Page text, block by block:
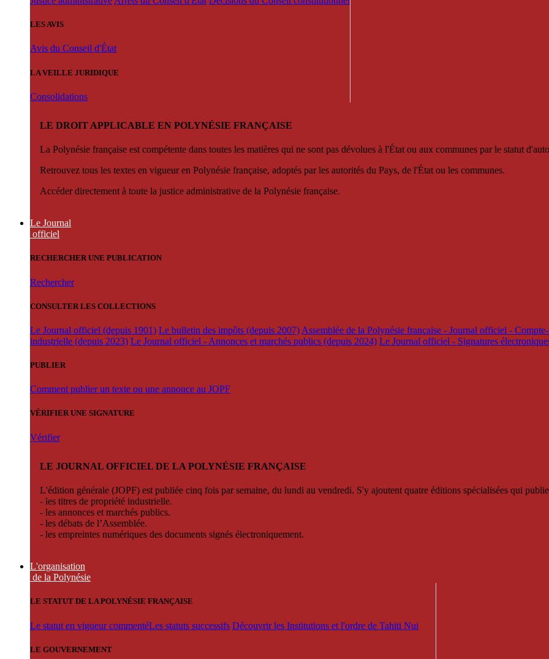
LES AVIS
Avis du Conseil d'État
LA VEILLE JURIDIQUE
Consolidations
LE DROIT APPLICABLE EN POLYNÉSIE FRANÇAISE
La Polynésie française est compétente dans toutes les matières qui ne sont pas dévolues à l'État ou aux communes par le statut
Retrouvez tous les textes en vigueur en Polynésie française, adoptés par les autorités du Pays, de l'État ou les communes.
Accéder directement à toute la justice administrative de la Polynésie française.
Le Journal
officiel
RECHERCHER UNE PUBLICATION
Rechercher
CONSULTER LES COLLECTIONS
Le Journal officiel (depuis 1901) Le bulletin des impôts (depuis 2007) Assemblée de la Polynésie française - Journal officiel -
industrielle (depuis 2023) Le Journal officiel - Annonces et marchés publics (depuis 2024) Le Journal officiel - Signatures
PUBLIER
Comment publier un texte ou une annonce au JOPF
VÉRIFIER UNE SIGNATURE
Vérifier
LE JOURNAL OFFICIEL DE LA POLYNÉSIE FRANÇAISE
L'édition générale (JOPF) est publiée cinq fois par semaine, du lundi au vendredi. S'y ajoutent quatre éditions spécialisées qui
- les titres de propriété industrielle.
- les annonces et marchés publics.
- les débats de l’Assemblée.
- les empreintes numériques des documents signés électroniquement.
L'organisation
de la Polynésie
LE STATUT DE LA POLYNÉSIE FRANÇAISE
Le statut en vigueur commentéLes statuts successifs Découvrir les Institutions et l'ordre de Tahiti Nui
LE GOUVERNEMENT